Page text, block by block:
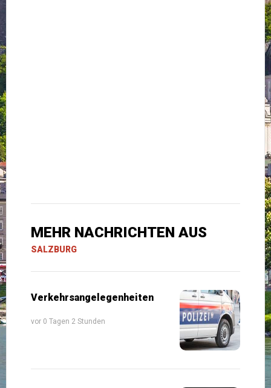
MEHR NACHRICHTEN AUS
SALZBURG
Verkehrsangelegenheiten
vor 0 Tagen 2 Stunden